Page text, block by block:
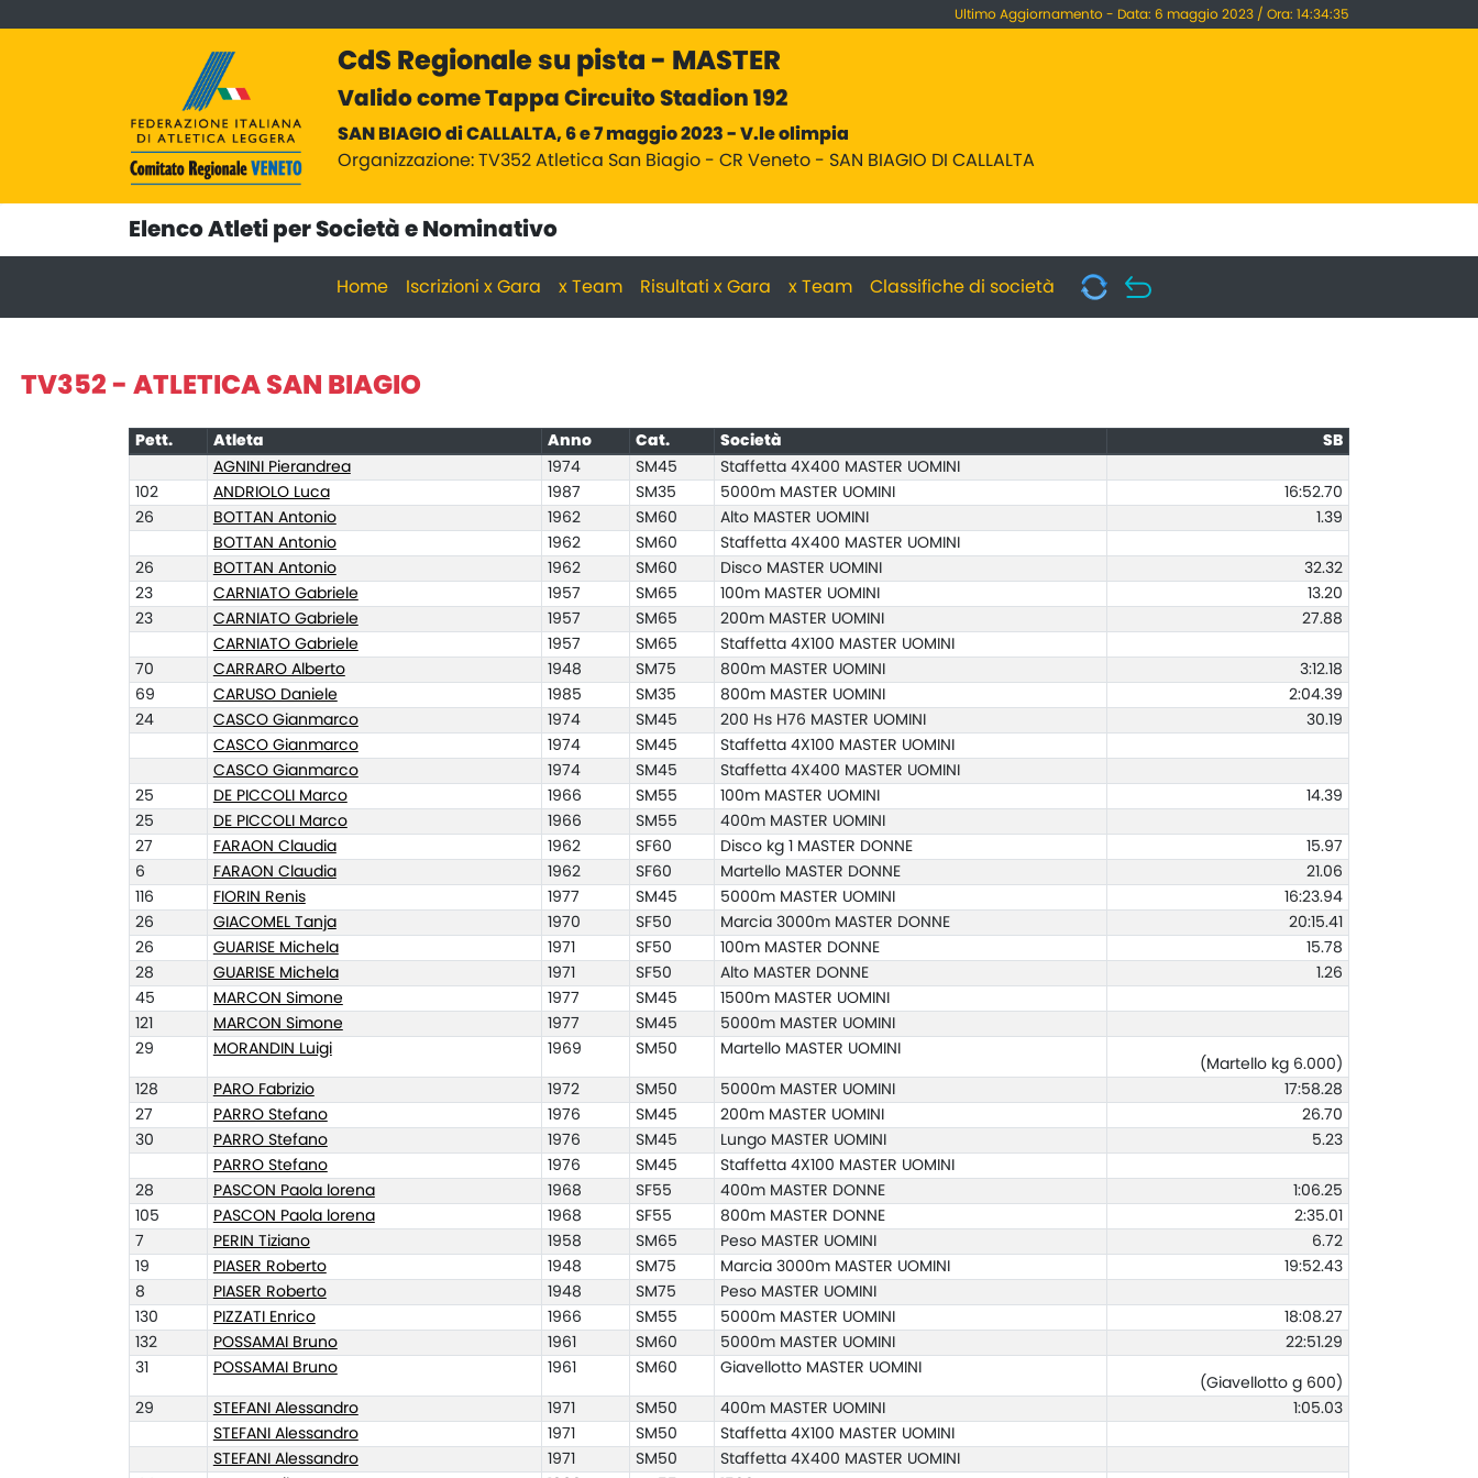
Ultimo Aggiornamento - Data: 6 maggio 2023 / Ora: 14:34:35
CdS Regionale su pista - MASTER
Valido come Tappa Circuito Stadion 192
SAN BIAGIO di CALLALTA, 6 e 7 maggio 2023 - V.le olimpia
Organizzazione: TV352 Atletica San Biagio - CR Veneto - SAN BIAGIO DI CALLALTA
Elenco Atleti per Società e Nominativo
Home Iscrizioni x Gara x Team Risultati x Gara x Team Classifiche di società
TV352 - ATLETICA SAN BIAGIO
Pett. Atleta Anno Cat. Società
SB
AGNINI Pierandrea
1974 SM45
Staffetta 4X400 MASTER UOMINI
102
ANDRIOLO Luca 1987 SM35 5000m MASTER UOMINI
16:52.70
26
BOTTAN Antonio 1962 SM60 Alto MASTER UOMINI
1.39
BOTTAN Antonio
1962 SM60
Staffetta 4X400 MASTER UOMINI
26
BOTTAN Antonio 1962 SM60 Disco MASTER UOMINI
32.32
23
CARNIATO Gabriele 1957 SM65 100m MASTER UOMINI
13.20
23
CARNIATO Gabriele 1957 SM65 200m MASTER UOMINI
27.88
CARNIATO Gabriele
1957 SM65
Staffetta 4X100 MASTER UOMINI
70
CARRARO Alberto 1948 SM75 800m MASTER UOMINI
3:12.18
69
CARUSO Daniele 1985 SM35 800m MASTER UOMINI
2:04.39
24
CASCO Gianmarco 1974 SM45 200 Hs H76 MASTER UOMINI
30.19
CASCO Gianmarco
1974 SM45
Staffetta 4X100 MASTER UOMINI
CASCO Gianmarco
1974 SM45
Staffetta 4X400 MASTER UOMINI
25
DE PICCOLI Marco 1966 SM55 100m MASTER UOMINI
14.39
25
DE PICCOLI Marco 1966 SM55
400m MASTER UOMINI
27
FARAON Claudia 1962 SF60 Disco kg 1 MASTER DONNE
15.97
6
FARAON Claudia 1962 SF60 Martello MASTER DONNE
21.06
116
FIORIN Renis 1977 SM45 5000m MASTER UOMINI
16:23.94
26
GIACOMEL Tanja 1970 SF50 Marcia 3000m MASTER DONNE
20:15.41
26
GUARISE Michela 1971 SF50 100m MASTER DONNE
15.78
28
GUARISE Michela 1971 SF50 Alto MASTER DONNE
1.26
45
MARCON Simone 1977 SM45
1500m MASTER UOMINI
121
MARCON Simone 1977 SM45
5000m MASTER UOMINI
29
MORANDIN Luigi 1969 SM50
Martello MASTER UOMINI
(Martello kg 6.000)
128
PARO Fabrizio 1972 SM50 5000m MASTER UOMINI
17:58.28
27
PARRO Stefano 1976 SM45 200m MASTER UOMINI
26.70
30
PARRO Stefano 1976 SM45 Lungo MASTER UOMINI
5.23
PARRO Stefano
1976 SM45
Staffetta 4X100 MASTER UOMINI
28
PASCON Paola lorena 1968 SF55 400m MASTER DONNE
1:06.25
105
PASCON Paola lorena 1968 SF55 800m MASTER DONNE
2:35.01
7
PERIN Tiziano 1958 SM65 Peso MASTER UOMINI
6.72
19
PIASER Roberto 1948 SM75 Marcia 3000m MASTER UOMINI
19:52.43
8
PIASER Roberto 1948 SM75
Peso MASTER UOMINI
130
PIZZATI Enrico 1966 SM55 5000m MASTER UOMINI
18:08.27
132
POSSAMAI Bruno 1961 SM60 5000m MASTER UOMINI
22:51.29
31
POSSAMAI Bruno 1961 SM60
Giavellotto MASTER UOMINI
(Giavellotto g 600)
29
STEFANI Alessandro 1971 SM50 400m MASTER UOMINI
1:05.03
STEFANI Alessandro
1971 SM50
Staffetta 4X100 MASTER UOMINI
STEFANI Alessandro
1971 SM50
Staffetta 4X400 MASTER UOMINI